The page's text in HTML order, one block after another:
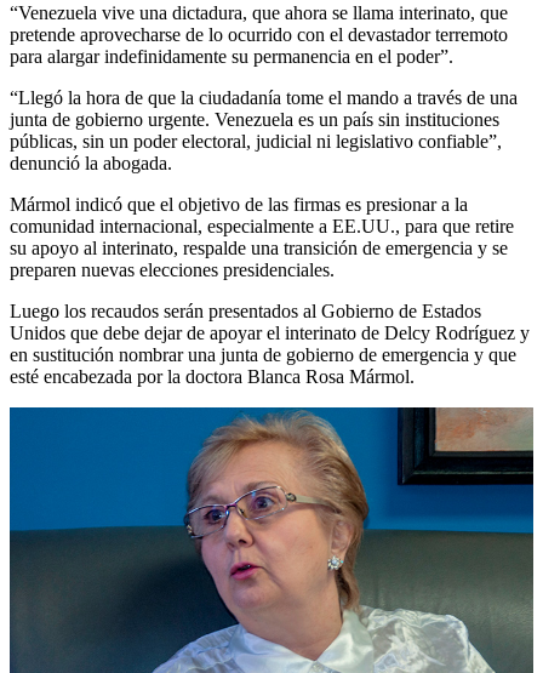
“Venezuela vive una dictadura, que ahora se llama interinato, que
pretende aprovecharse de lo ocurrido con el devastador terremoto
para alargar indefinidamente su permanencia en el poder”.
“Llegó la hora de que la ciudadanía tome el mando a través de una
junta de gobierno urgente. Venezuela es un país sin instituciones
públicas, sin un poder electoral, judicial ni legislativo confiable”,
denunció la abogada.
Mármol indicó que el objetivo de las firmas es presionar a la
comunidad internacional, especialmente a EE.UU., para que retire
su apoyo al interinato, respalde una transición de emergencia y se
preparen nuevas elecciones presidenciales.
Luego los recaudos serán presentados al Gobierno de Estados
Unidos que debe dejar de apoyar el interinato de Delcy Rodríguez y
en sustitución nombrar una junta de gobierno de emergencia y que
esté encabezada por la doctora Blanca Rosa Mármol.